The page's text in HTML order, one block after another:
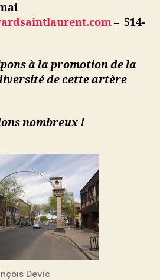
– 514-
à la promotion de la
de cette artère
nombreux !
Devic